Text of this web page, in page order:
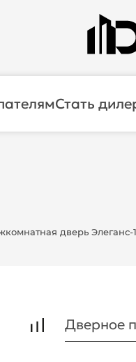
Стать
дверь Элеганс-1
Дверное